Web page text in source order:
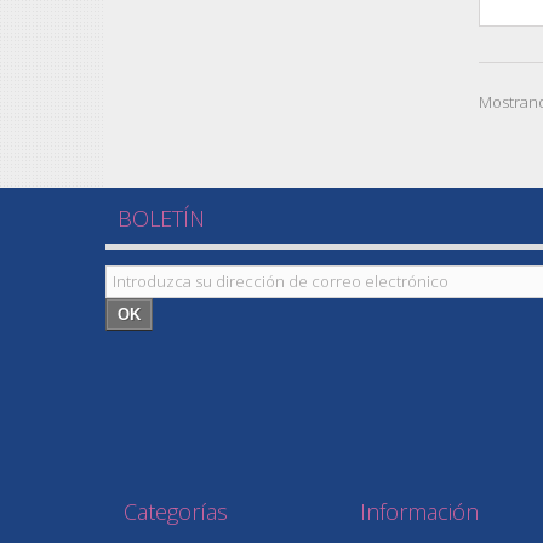
BOLETÍN
OK
Categorías Información